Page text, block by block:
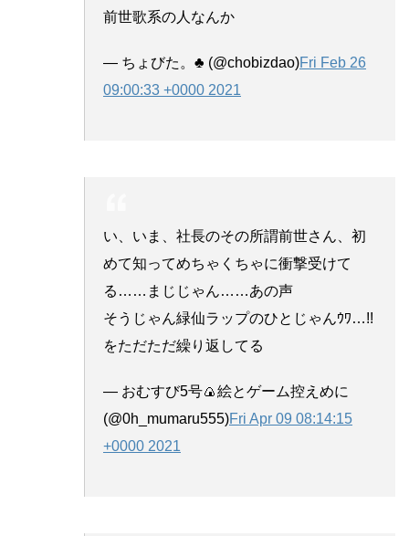
前世歌系の人なんか
— ちょびた。♣ (@chobizdao)Fri Feb 26
09:00:33 +0000 2021
い、いま、社長のその所謂前世さん、初
めて知ってめちゃくちゃに衝撃受けて
る……まじじゃん……あの声
そうじゃん緑仙ラップのひとじゃんｳﾜ…!!
をただただ繰り返してる
— おむすび5号🍙絵とゲーム控えめに
(@0h_mumaru555)Fri Apr 09 08:14:15
+0000 2021